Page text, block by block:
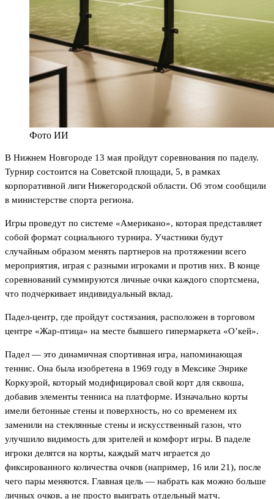
Фото ИИ
В Нижнем Новгороде 13 мая пройдут соревнования по паделу.
Турнир состоится на Советской площади, 5, в рамках
корпоративной лиги Нижегородской области. Об этом сообщили
в министерстве спорта региона.
Игры проведут по системе «Американо», которая представляет
собой формат социального турнира. Участники будут
случайным образом менять партнеров на протяжении всего
мероприятия, играя с разными игроками и против них. В конце
соревнований суммируются личные очки каждого спортсмена,
что подчеркивает индивидуальный вклад.
Падел-центр, где пройдут состязания, расположен в торговом
центре «Жар-птица» на месте бывшего гипермаркета «О’кей».
Падел — это динамичная спортивная игра, напоминающая
теннис. Она была изобретена в 1969 году в Мексике Энрике
Коркуэрой, который модифицировал свой корт для сквоша,
добавив элементы тенниса на платформе. Изначально корты
имели бетонные стены и поверхность, но со временем их
заменили на стеклянные стены и искусственный газон, что
улучшило видимость для зрителей и комфорт игры. В паделе
игроки делятся на корты, каждый матч играется до
фиксированного количества очков (например, 16 или 21), после
чего пары меняются. Главная цель — набрать как можно больше
личных очков, а не просто выиграть отдельный матч.